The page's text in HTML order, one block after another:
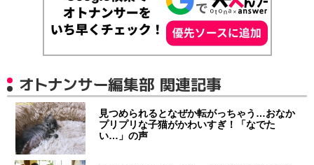
オトナンサー編集部 関連記事
見つめられるとなぜか転がっちゃう…おなか
プリプリな子猫がかわいすぎ！「なでた
い…」の声